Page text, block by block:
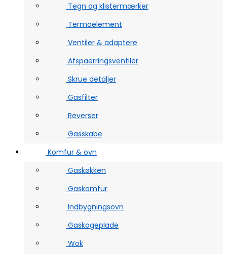
Tegn og klistermærker
Termoelement
Ventiler & adaptere
Afspaerringsventiler
Skrue detaljer
Gasfilter
Reverser
Gasskabe
Komfur & ovn
Gaskøkken
Gaskomfur
Indbygningsovn
Gaskogeplade
Wok